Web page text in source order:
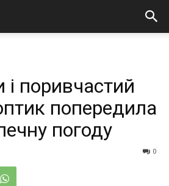
поривчастий
попередила
погоду
0